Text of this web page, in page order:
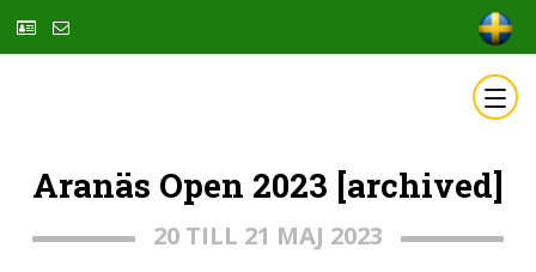
Aranäs Open 2023 [archived]
20 TILL 21 MAJ 2023